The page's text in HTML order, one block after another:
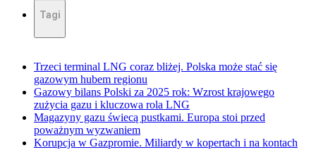
Tagi
Trzeci terminal LNG coraz bliżej. Polska może stać się
gazowym hubem regionu
Gazowy bilans Polski za 2025 rok: Wzrost krajowego
zużycia gazu i kluczowa rola LNG
Magazyny gazu świecą pustkami. Europa stoi przed
poważnym wyzwaniem
Korupcja w Gazpromie. Miliardy w kopertach i na kontach